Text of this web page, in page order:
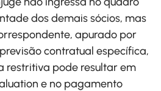
dos demais sócios, mas
apurado por
contratual específica,
restritiva pode resultar em
e no pagamento